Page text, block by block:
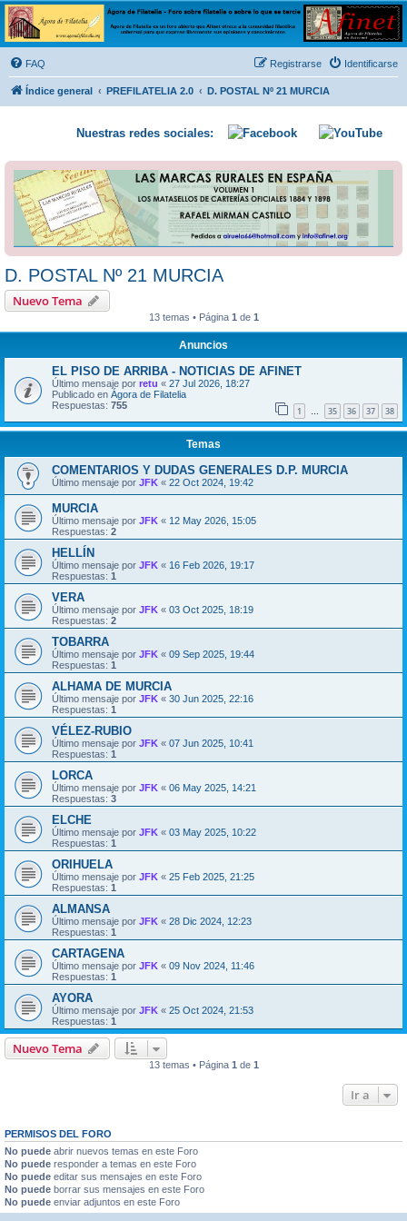
Ágora de Filatelia
Foro sobre filatelia o sobre lo que se tercie. Ágora de Filatelia es un foro abierto que Afinet
ofrece a la comunidad filatélica universal para que exprese libremente sus opiniones y
conocimientos
FAQ Identificarse
Registrarse
Índice general PREFILATELIA 2.0 D. POSTAL Nº 21 MURCIA
Nuestras redes sociales:
D. POSTAL Nº 21 MURCIA
Nuevo Tema
13 temas • Página 1 de 1
Anuncios
EL PISO DE ARRIBA - NOTICIAS DE AFINET
Último mensaje por retu « 27 Jul 2026, 18:27
Publicado en Ágora de Filatelia
Respuestas: 755 1 … 35 36 37 38
Temas
COMENTARIOS Y DUDAS GENERALES D.P. MURCIA
Último mensaje por JFK « 22 Oct 2024, 19:42
MURCIA
Último mensaje por JFK « 12 May 2026, 15:05
Respuestas: 2
HELLÍN
Último mensaje por JFK « 16 Feb 2026, 19:17
Respuestas: 1
VERA
Último mensaje por JFK « 03 Oct 2025, 18:19
Respuestas: 2
TOBARRA
Último mensaje por JFK « 09 Sep 2025, 19:44
Respuestas: 1
ALHAMA DE MURCIA
Último mensaje por JFK « 30 Jun 2025, 22:16
Respuestas: 1
VÉLEZ-RUBIO
Último mensaje por JFK « 07 Jun 2025, 10:41
Respuestas: 1
LORCA
Último mensaje por JFK « 06 May 2025, 14:21
Respuestas: 3
ELCHE
Último mensaje por JFK « 03 May 2025, 10:22
Respuestas: 1
ORIHUELA
Último mensaje por JFK « 25 Feb 2025, 21:25
Respuestas: 1
ALMANSA
Último mensaje por JFK « 28 Dic 2024, 12:23
Respuestas: 1
CARTAGENA
Último mensaje por JFK « 09 Nov 2024, 11:46
Respuestas: 1
AYORA
Último mensaje por JFK « 25 Oct 2024, 21:53
Respuestas: 1
Nuevo Tema
13 temas • Página 1 de 1
Ir a
PERMISOS DEL FORO
No puede abrir nuevos temas en este Foro
No puede responder a temas en este Foro
No puede editar sus mensajes en este Foro
No puede borrar sus mensajes en este Foro
No puede enviar adjuntos en este Foro